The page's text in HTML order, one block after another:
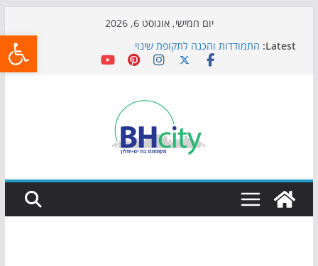
יום חמישי, אוגוסט 6, 2026
Latest: התמודדות והכנה לתקופת שינוי
אי ההרפתקאות ממשיך לכבוש את הגינות: מאות משפחות
כדורגל באווירה מיוחדת: הקרנת גמר המונדיאל בטרמינל
הקיץ של בני הנוער בבת־ים: חוף הריביירה הופך למרחב
בטוח בשעות הערב